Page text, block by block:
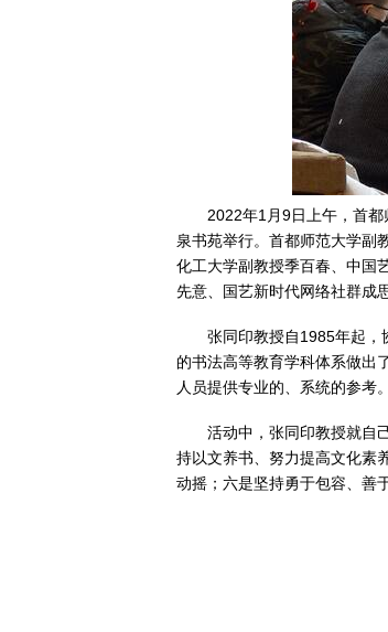
2022年1月9日上午，首
泉书苑举行。首都师范大学副
化工大学副教授季百春、中国
先意、国艺新时代网络社群成
张同印教授自1985年起，
的书法高等教育学科体系做出
人员提供专业的、系统的参考。
活动中，张同印教授就自
持以文养书、努力提高文化素
动摇；六是坚持勇于包容、善